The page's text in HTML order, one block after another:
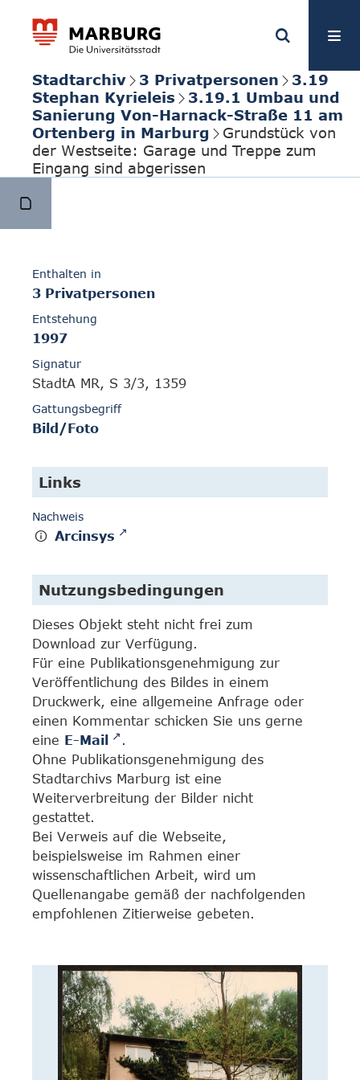
Stadtarchiv 3 Privatpersonen
3.19
Stephan Kyrieleis
3.19.1 Umbau und
Sanierung Von-Harnack-Straße 11 am
Ortenberg in Marburg
Grundstück von
der Westseite: Garage und Treppe zum
Eingang sind abgerissen
Enthalten in
3 Privatpersonen
Entstehung
1997
Signatur
StadtA MR, S 3/3, 1359
Gattungsbegriff
Bild/Foto
Links
Nachweis
Arcinsys
Nutzungsbedingungen
Dieses Objekt steht nicht frei zum
Download zur Verfügung.
Für eine Publikationsgenehmigung zur
Veröffentlichung des Bildes in einem
Druckwerk, eine allgemeine Anfrage oder
einen Kommentar schicken Sie uns gerne
eine E-Mail
.
Ohne Publikationsgenehmigung des
Stadtarchivs Marburg ist eine
Weiterverbreitung der Bilder nicht
gestattet.
Bei Verweis auf die Webseite,
beispielsweise im Rahmen einer
wissenschaftlichen Arbeit, wird um
Quellenangabe gemäß der nachfolgenden
empfohlenen Zitierweise gebeten.